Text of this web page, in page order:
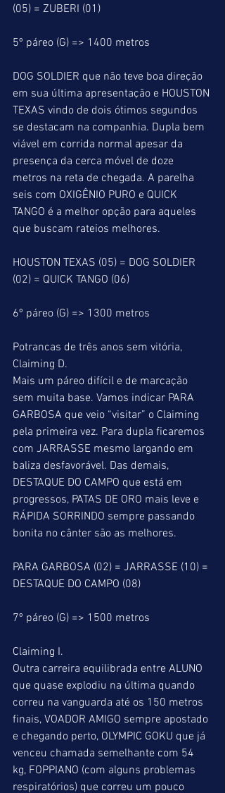
(05) = ZUBERI (01)
5º páreo (G) => 1400 metros
DOG SOLDIER que não teve boa direção
em sua última apresentação e HOUSTON
TEXAS vindo de dois ótimos segundos
se destacam na companhia. Dupla bem
viável em corrida normal apesar da
presença da cerca móvel de doze
metros na reta de chegada. A parelha
seis com OXIGÊNIO PURO e QUICK
TANGO é a melhor opção para aqueles
que buscam rateios melhores.
HOUSTON TEXAS (05) = DOG SOLDIER
(02) = QUICK TANGO (06)
6º páreo (G) => 1300 metros
Potrancas de três anos sem vitória,
Claiming D.
Mais um páreo difícil e de marcação
sem muita base. Vamos indicar PARA
GARBOSA que veio “visitar” o Claiming
pela primeira vez. Para dupla ficaremos
com JARRASSE mesmo largando em
baliza desfavorável. Das demais,
DESTAQUE DO CAMPO que está em
progressos, PATAS DE ORO mais leve e
RÁPIDA SORRINDO sempre passando
bonita no cânter são as melhores.
PARA GARBOSA (02) = JARRASSE (10) =
DESTAQUE DO CAMPO (08)
7º páreo (G) => 1500 metros
Claiming I.
Outra carreira equilibrada entre ALUNO
que quase explodiu na última quando
correu na vanguarda até os 150 metros
finais, VOADOR AMIGO sempre apostado
e chegando perto, OLYMPIC GOKU que já
venceu chamada semelhante com 54
kg, FOPPIANO (com alguns problemas
respiratórios) que correu um pouco